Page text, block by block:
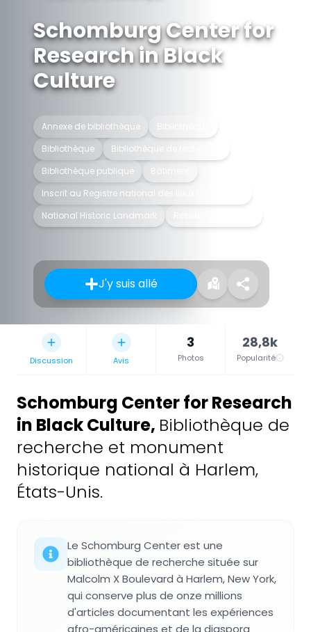
Schomburg Center for
Research in Black
Culture
Annexe de bibliothèque
Bibliothèque
Bibliothèque de recherche
Bibliothèque publique
Bâtiment
Inscrit au Registre national des lieux historiques
National Historic Landmark
J'y suis allé
Discussion Avis
3
Photos
28,8k
Popularité
Schomburg Center for Research
in Black Culture, Bibliothèque de
recherche et monument
historique national à Harlem,
États-Unis.
Le Schomburg Center est une
bibliothèque de recherche située sur
Malcolm X Boulevard à Harlem, New York,
qui conserve plus de onze millions
d'articles documentant les expériences
afro-américaines et de la diaspora